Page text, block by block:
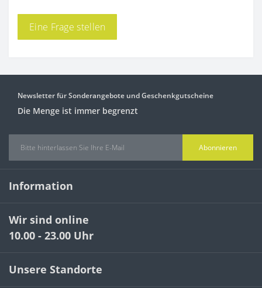
Eine Frage stellen
Newsletter für Sonderangebote und Geschenkgutscheine
Die Menge ist immer begrenzt
Abonnieren
Information
Wir sind online
10.00 - 23.00 Uhr
Unsere Standorte